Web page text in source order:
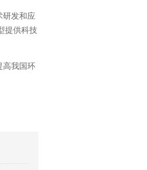
发和应
提供科技
高我国环